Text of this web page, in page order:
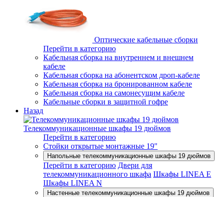
Оптические кабельные сборки
Перейти в категорию
Кабельная сборка на внутреннем и внешнем
кабеле
Кабельная сборка на абонентском дроп-кабеле
Кабельная сборка на бронированном кабеле
Кабельная сборка на самонесущим кабеле
Кабельные сборки в защитной гофре
Назад
Телекоммуникационные шкафы 19 дюймов
Перейти в категорию
Стойки открытые монтажные 19"
Напольные телекоммуникационные шкафы 19 дюймов
Перейти в категорию Двери для
телекоммуникационного шкафа Шкафы LINEA E
Шкафы LINEA N
Настенные телекоммуникационные шкафы 19 дюймов